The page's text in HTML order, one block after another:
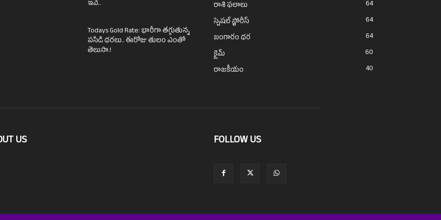
ఇవే..
Todays Gold Rate: భారీగా తగ్గుతున్న
పసిడి ధరలు.. ఈరోజు తులం ఎంతో
తెలుసా.!
రాశి ఫలాలు
64
స్పెషల్ స్టోరీస్
64
బంగారం ధర
64
క్రైమ్
60
రాజకీయం
40
US FOLLOW US